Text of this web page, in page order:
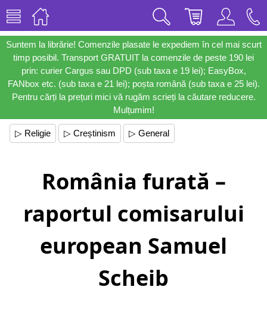
Suntem la librărie! Comenzile plasate le expediem în cel mai scurt
timp posibil. Transport GRATUIT la comenzile de peste 190 lei
prin: curier Cargus sau DPD (sub taxa e 19 lei); EasyBox,
FANbox etc. (sub taxa e 21 lei); poșta română (sub taxa e 25 lei).
Pentru cărți la prețuri mici vă rugăm scrieți la căutare reducere.
Mulțumim!
▷ Religie ▷ Creștinism ▷ General
România furată –
raportul comisarului
european Samuel
Scheib